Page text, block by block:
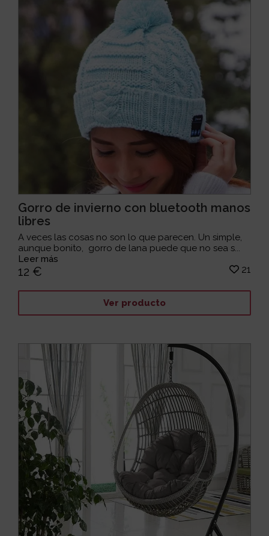
Gorro de invierno con bluetooth manos
libres
A veces las cosas no son lo que parecen. Un simple,
aunque bonito, gorro de lana puede que no sea s...
Leer más
12 € 21
Ver producto